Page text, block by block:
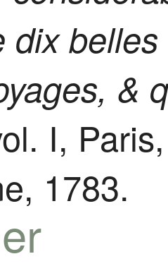
dix
&
Ι,
1783.